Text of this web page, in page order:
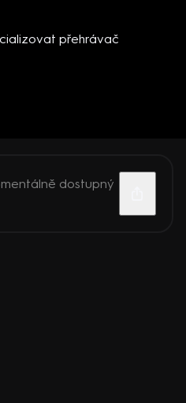
přehrávač
dostupný